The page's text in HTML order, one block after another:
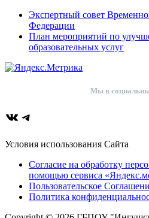
Экспертный совет
Федерации
План мероприятий по
образовательных услуг
Мы в
ВКонтакте
Telegram
Условия использования Сайта
Согласие на обработку
помощью сервиса
Пользовательское
Политика